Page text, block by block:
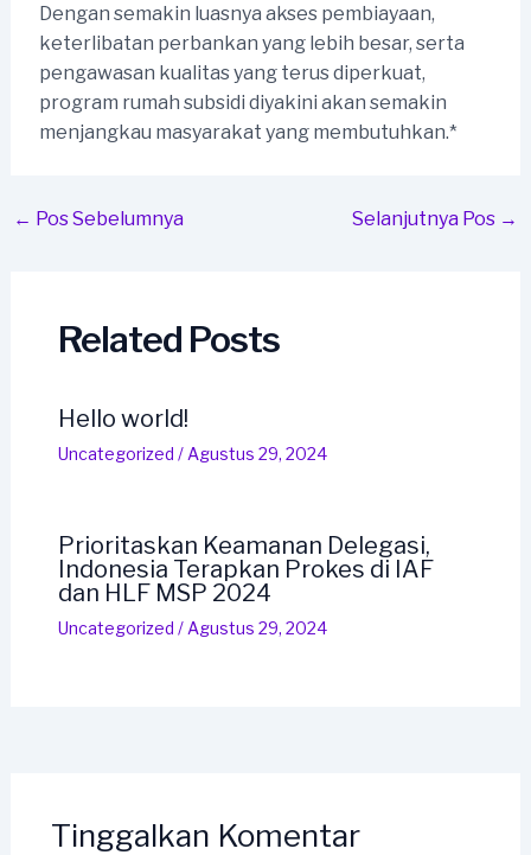
Dengan semakin luasnya akses pembiayaan,
keterlibatan perbankan yang lebih besar, serta
pengawasan kualitas yang terus diperkuat,
program rumah subsidi diyakini akan semakin
menjangkau masyarakat yang membutuhkan.*
Post
← Pos Sebelumnya Selanjutnya Pos →
Related Posts
Hello world!
Uncategorized / Agustus 29, 2024
Prioritaskan Keamanan Delegasi,
Indonesia Terapkan Prokes di IAF
dan HLF MSP 2024
Uncategorized / Agustus 29, 2024
Tinggalkan Komentar